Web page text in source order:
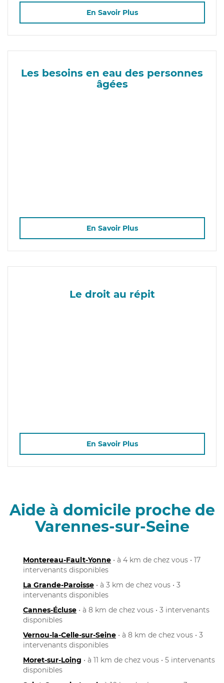
En Savoir Plus
Les besoins en eau des personnes
âgées
En Savoir Plus
Le droit au répit
En Savoir Plus
Aide à domicile proche de
Varennes-sur-Seine
Montereau-Fault-Yonne • à 4 km de chez vous • 17
intervenants disponibles
La Grande-Paroisse • à 3 km de chez vous • 3
intervenants disponibles
Cannes-Écluse • à 8 km de chez vous • 3 intervenants
disponibles
Vernou-la-Celle-sur-Seine • à 8 km de chez vous • 3
intervenants disponibles
Moret-sur-Loing • à 11 km de chez vous • 5 intervenants
disponibles